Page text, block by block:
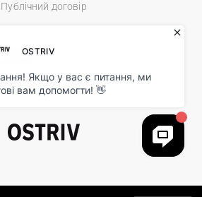
Публічний договір
Store. All Rights Reserved.